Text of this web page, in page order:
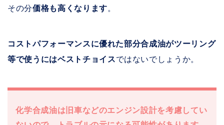
その分価格も高くなります。
コストパフォーマンスに優れた部分合成油がツーリング
等で使うにはベストチョイスではないでしょうか。
化学合成油は旧車などのエンジン設計を考慮してい